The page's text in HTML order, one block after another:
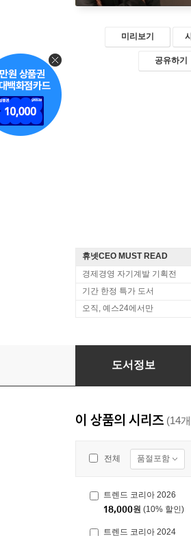
미리보기
공유하기
휴넷CEO MUST READ
경제경영 자기계발 기획전
기간 한정 특가 도서
오직, 예스24에서만
트렌드 코리아 2013
도서정보
이 상품의 시리즈 (14
전체 품절포함
트렌드 코리아 2026
18,000원 (10% 할인)
트렌드 코리아 2024